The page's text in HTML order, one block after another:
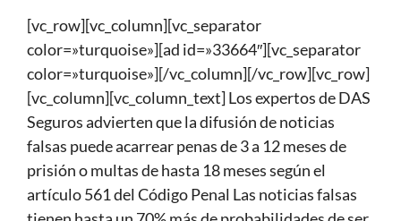
[vc_row][vc_column][vc_separator
color=»turquoise»][ad id=»33664″][vc_separator
color=»turquoise»][/vc_column][/vc_row][vc_row]
[vc_column][vc_column_text] Los expertos de DAS
Seguros advierten que la difusión de noticias
falsas puede acarrear penas de 3 a 12 meses de
prisión o multas de hasta 18 meses según el
artículo 561 del Código Penal Las noticias falsas